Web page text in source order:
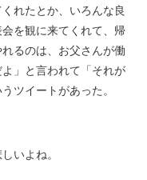
れたとか、いろんな良
を観に来てくれて、帰
るのは、お父さんが働
」と言われて「それが
ツイートがあった。
いよね。